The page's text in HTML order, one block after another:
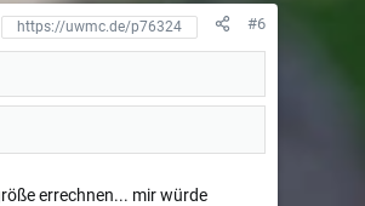
#6
errechnen... mir würde